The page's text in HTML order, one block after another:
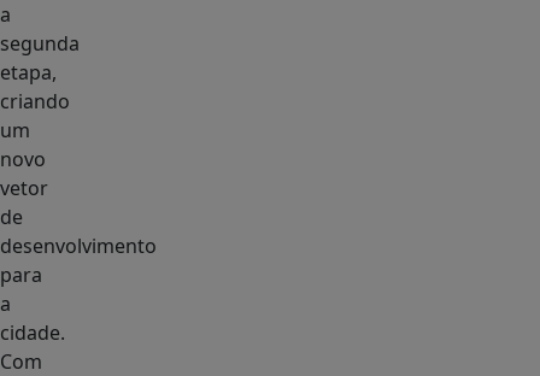
a
segunda
etapa,
criando
um
novo
vetor
de
desenvolvimento
para
a
cidade.
Com